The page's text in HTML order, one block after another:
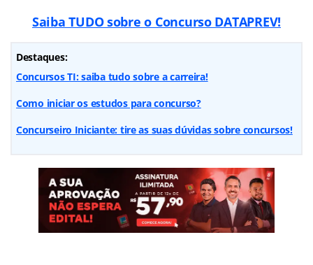
Saiba TUDO sobre o Concurso DATAPREV!
Destaques:
Concursos TI: saiba tudo sobre a carreira!
Como iniciar os estudos para concurso?
Concurseiro Iniciante: tire as suas dúvidas sobre concursos!